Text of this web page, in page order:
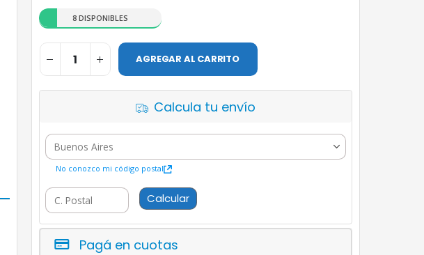
8 DISPONIBLES
AGREGAR AL CARRITO
Calcula tu envío
No conozco mi código postal
Calcular
Pagá en cuotas